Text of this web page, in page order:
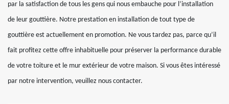
par la satisfaction de tous les gens qui nous embauche pour l’installation
de leur gouttière. Notre prestation en installation de tout type de
gouttière est actuellement en promotion. Ne vous tardez pas, parce qu’il
fait profitez cette offre inhabituelle pour préserver la performance durable
de votre toiture et le mur extérieur de votre maison. Si vous êtes intéressé
par notre intervention, veuillez nous contacter.